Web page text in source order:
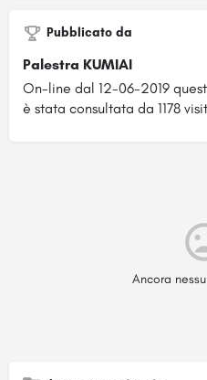
Pubblicato da
Palestra KUMIAI
On-line dal 12-06-2019
è stata consultata da 1178
Ancora